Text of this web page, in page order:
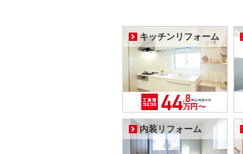
キッチンリフォーム
内装リフォーム